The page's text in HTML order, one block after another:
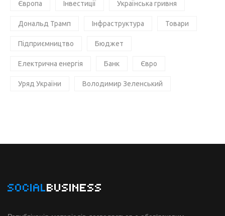
Європа Інвестиції Українська гривня
Дональд Трамп Інфраструктура Товари
Підприємництво Бюджет
Електрична енергія Банк Євро
Уряд України Володимир Зеленський
SOCIALBUSINESS